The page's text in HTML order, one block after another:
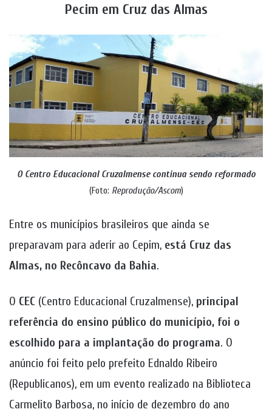
Pecim em Cruz das Almas
O Centro Educacional Cruzalmense continua sendo reformado
(Foto: Reprodução/Ascom)
Entre os municípios brasileiros que ainda se
preparavam para aderir ao Cepim, está Cruz das
Almas, no Recôncavo da Bahia.
O CEC (Centro Educacional Cruzalmense), principal
referência do ensino público do município, foi o
escolhido para a implantação do programa. O
anúncio foi feito pelo prefeito Ednaldo Ribeiro
(Republicanos), em um evento realizado na Biblioteca
Carmelito Barbosa, no início de dezembro do ano